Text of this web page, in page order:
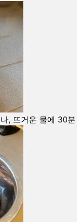
, 뜨거운 물에 30